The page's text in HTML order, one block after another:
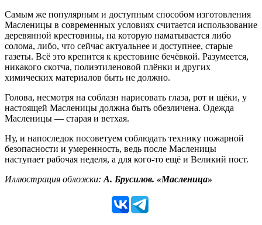
Самым же популярным и доступным способом изготовления
Масленицы в современных условиях считается использование
деревянной крестовины, на которую наматывается либо
солома, либо, что сейчас актуальнее и доступнее, старые
газеты. Всё это крепится к крестовине бечёвкой. Разумеется,
никакого скотча, полиэтиленовой плёнки и других
химических материалов быть не должно.
Голова, несмотря на соблазн нарисовать глаза, рот и щёки, у
настоящей Масленицы должна быть обезличена. Одежда
Масленицы — старая и ветхая.
Ну, и напоследок посоветуем соблюдать технику пожарной
безопасности и умеренность, ведь после Масленицы
наступает рабочая неделя, а для кого-то ещё и Великий пост.
Иллюстрация обложки: А. Брусилов. «Масленица»